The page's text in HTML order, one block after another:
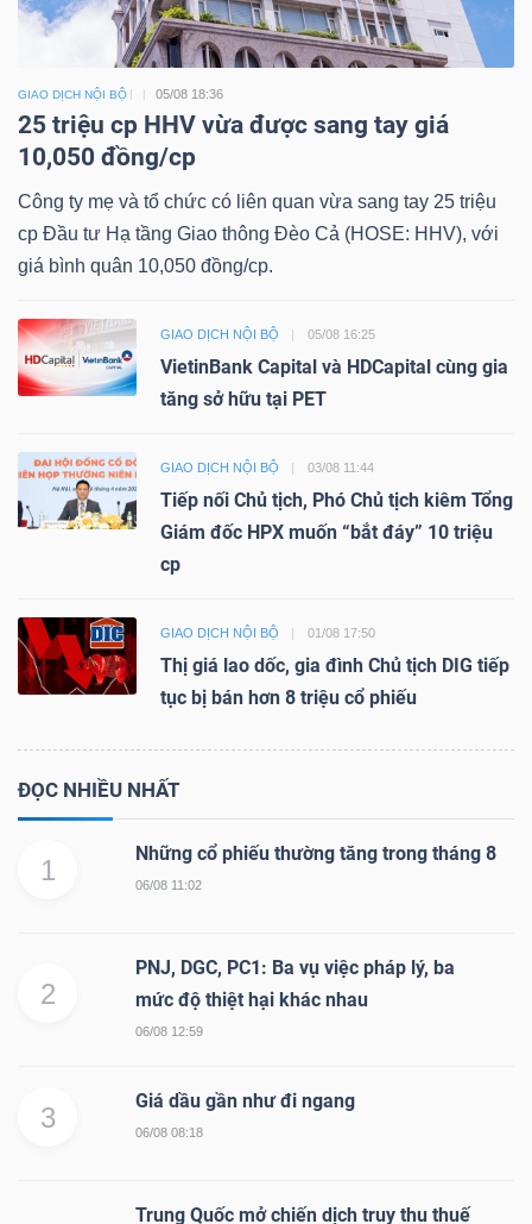
GIAO DỊCH NỘI BỘ 05/08 18:36
25 triệu cp HHV vừa được sang tay giá
10,050 đồng/cp
Công ty mẹ và tổ chức có liên quan vừa sang tay 25 triệu
cp Đầu tư Hạ tầng Giao thông Đèo Cả (HOSE: HHV), với
giá bình quân 10,050 đồng/cp.
GIAO DỊCH NỘI BỘ 05/08 16:25
VietinBank Capital và HDCapital cùng gia
tăng sở hữu tại PET
GIAO DỊCH NỘI BỘ 03/08 11:44
Tiếp nối Chủ tịch, Phó Chủ tịch kiêm Tổng
Giám đốc HPX muốn “bắt đáy” 10 triệu
cp
GIAO DỊCH NỘI BỘ 01/08 17:50
Thị giá lao dốc, gia đình Chủ tịch DIG tiếp
tục bị bán hơn 8 triệu cổ phiếu
ĐỌC NHIỀU NHẤT
1
Những cổ phiếu thường tăng trong tháng 8
06/08 11:02
2
PNJ, DGC, PC1: Ba vụ việc pháp lý, ba
mức độ thiệt hại khác nhau
06/08 12:59
3
Giá dầu gần như đi ngang
06/08 08:18
Trung Quốc mở chiến dịch truy thu thuế